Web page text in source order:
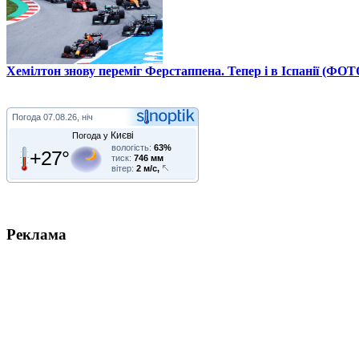
Хемілтон знову переміг Ферстаппена. Тепер і в Іспанії
Погода 07.08.26, ніч
Погода у Києві
+27° вологість: 63%
тиск: 746 мм
вітер: 2 м/с,
Реклама